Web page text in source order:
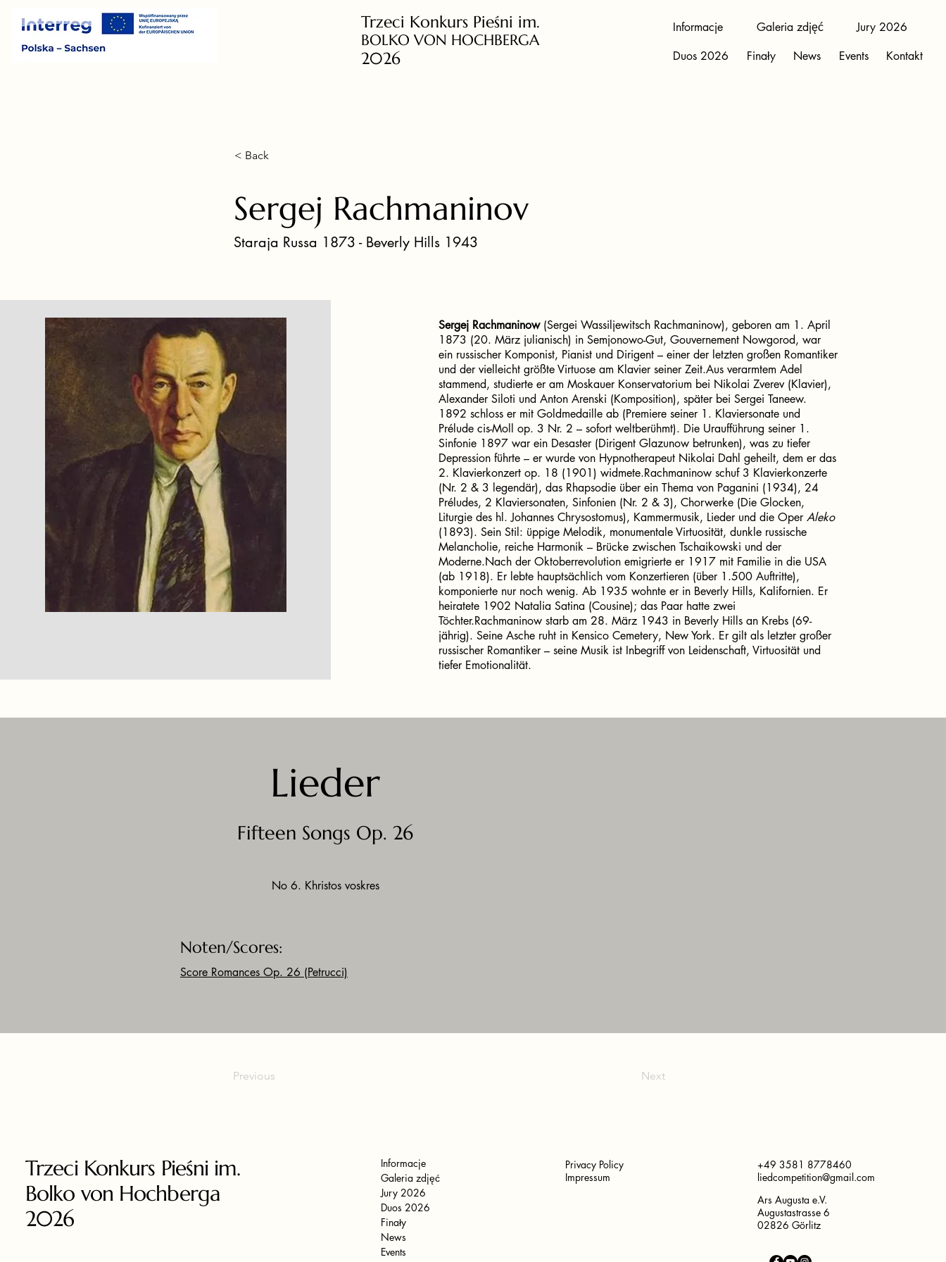
Trzeci Konkurs Pieśni im.
BOLKO VON HOCHBERGA
2026
Informacje Galeria zdjęć
Jury 2026
Duos 2026
Finały News Events Kontakt
< Back
Sergej Rachmaninov
Staraja Russa 1873 - Beverly Hills 1943
Sergej Rachmaninow(Sergei Wassiljewitsch Rachmaninow), geboren am 1. April
1873 (20. März julianisch) in Semjonowo-Gut, Gouvernement Nowgorod, war
ein russischer Komponist, Pianist und Dirigent – einer der letzten großen Romantiker
und der vielleicht größte Virtuose am Klavier seiner Zeit.Aus verarmtem Adel
stammend, studierte er am Moskauer Konservatorium bei Nikolai Zverev (Klavier),
Alexander Siloti und Anton Arenski (Komposition), später bei Sergei Taneew.
1892 schloss er mit Goldmedaille ab (Premiere seiner 1. Klaviersonate und
Prélude cis-Moll op. 3 Nr. 2 – sofort weltberühmt). Die Uraufführung seiner 1.
Sinfonie 1897 war ein Desaster (Dirigent Glazunow betrunken), was zu tiefer
Depression führte – er wurde von Hypnotherapeut Nikolai Dahl geheilt, dem er das
2. Klavierkonzert op. 18 (1901) widmete.Rachmaninow schuf 3 Klavierkonzerte
(Nr. 2 & 3 legendär), das Rhapsodie über ein Thema von Paganini (1934), 24
Préludes, 2 Klaviersonaten, Sinfonien (Nr. 2 & 3), Chorwerke (Die Glocken,
Liturgie des hl. Johannes Chrysostomus), Kammermusik, Lieder und die OperAleko
(1893). Sein Stil: üppige Melodik, monumentale Virtuosität, dunkle russische
Melancholie, reiche Harmonik – Brücke zwischen Tschaikowski und der
Moderne.Nach der Oktoberrevolution emigrierte er 1917 mit Familie in die USA
(ab 1918). Er lebte hauptsächlich vom Konzertieren (über 1.500 Auftritte),
komponierte nur noch wenig. Ab 1935 wohnte er in Beverly Hills, Kalifornien. Er
heiratete 1902 Natalia Satina (Cousine); das Paar hatte zwei
Töchter.Rachmaninow starb am 28. März 1943 in Beverly Hills an Krebs (69-
jährig). Seine Asche ruht in Kensico Cemetery, New York. Er gilt als letzter großer
russischer Romantiker – seine Musik ist Inbegriff von Leidenschaft, Virtuosität und
tiefer Emotionalität.
Lieder
Fifteen Songs Op. 26
No 6. Khristos voskres
Noten/Scores:
Score Romances Op. 26 (Petrucci)
Previous Next
Trzeci Konkurs Pieśni im.
Bolko von Hochberga
2026
Informacje
Galeria zdjęć
Jury 2026
Duos 2026
Finały
News
Events
Privacy Policy
Impressum
+49 3581 8778460
liedcompetition@gmail.com
Ars Augusta e.V.
Augustastrasse 6
02826 Görlitz